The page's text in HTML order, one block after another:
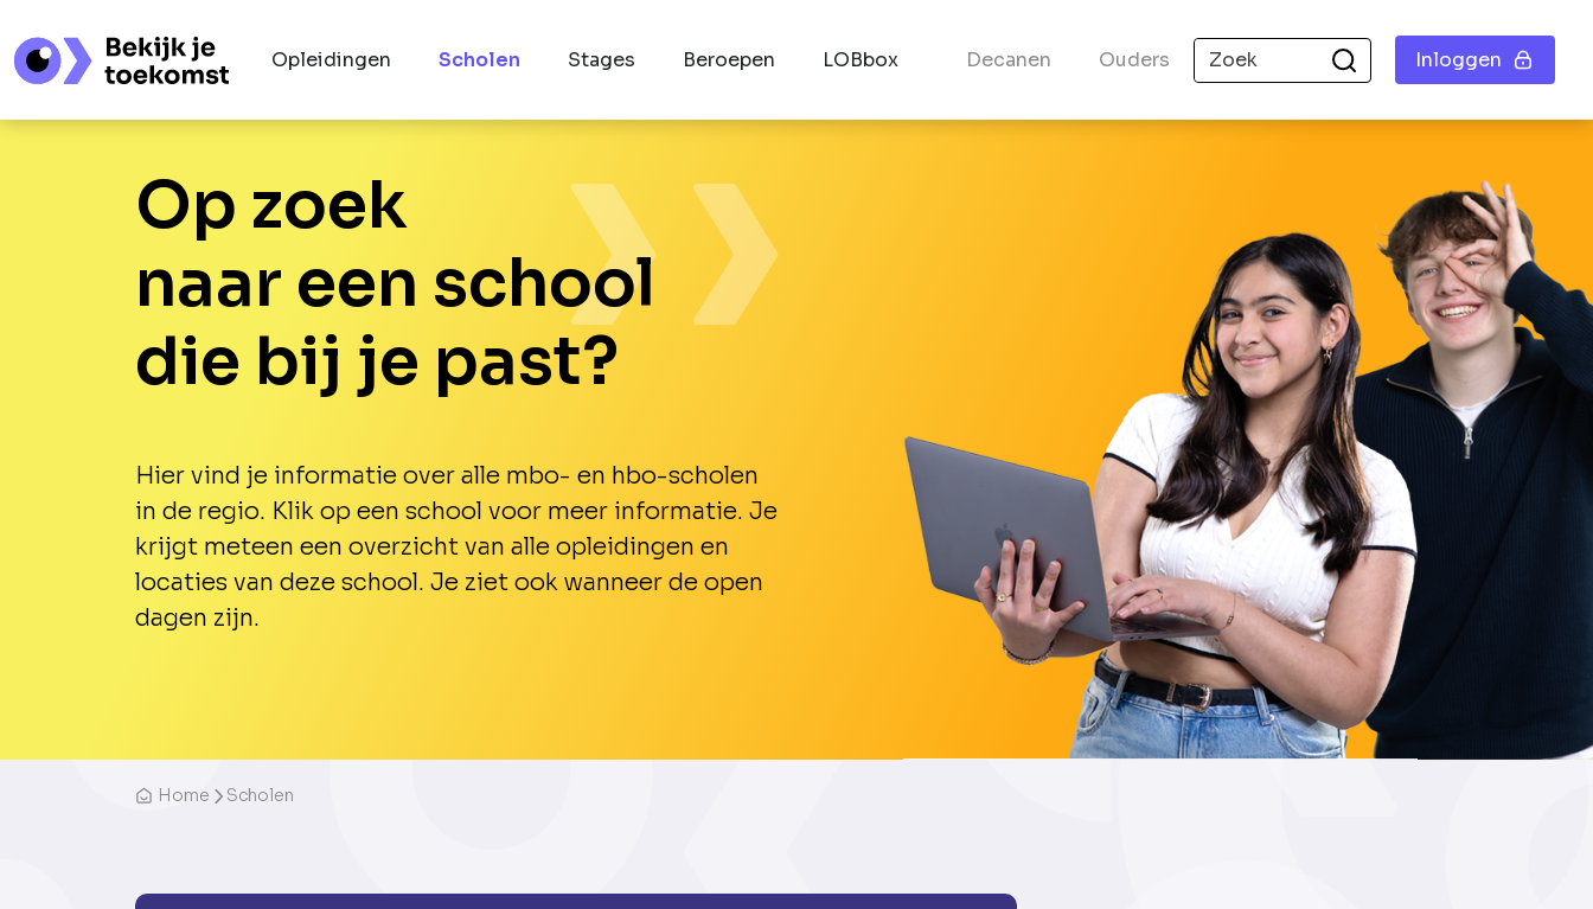
Opleidingen Scholen Stages Beroepen LOBbox Decanen Ouders Inloggen
Op zoek
naar een school
die bij je past?
Hier vind je informatie over alle mbo- en hbo-scholen
in de regio. Klik op een school voor meer informatie. Je
krijgt meteen een overzicht van alle opleidingen en
locaties van deze school. Je ziet ook wanneer de open
dagen zijn.
Home Scholen